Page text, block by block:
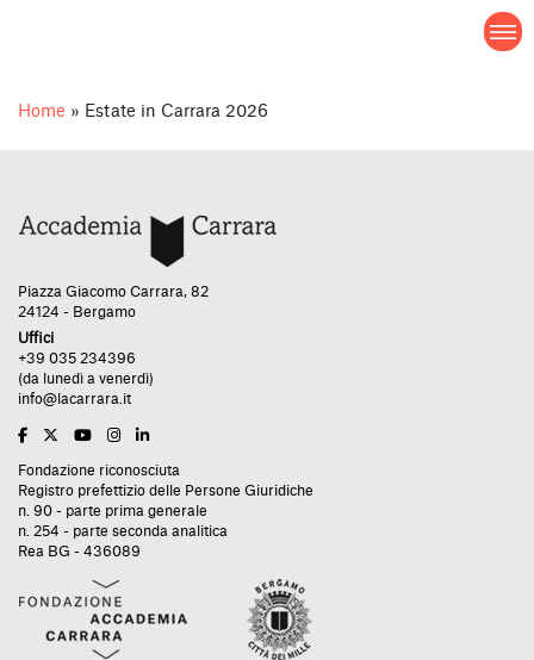
Home » Estate in Carrara 2026
Piazza Giacomo Carrara, 82
24124 - Bergamo
Uffici
+39 035 234396
(da lunedì a venerdì)
info@lacarrara.it
Fondazione riconosciuta
Registro prefettizio delle Persone Giuridiche
n. 90 - parte prima generale
n. 254 - parte seconda analitica
Rea BG - 436089